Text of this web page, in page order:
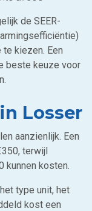
de SEER-
kiezen. Een
beste keuze voor
Losser
aanzienlijk. Een
terwijl
kunnen kosten.
type unit, het
kost een